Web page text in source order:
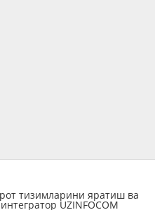
тизимларини яратиш ва
UZINFOCOM